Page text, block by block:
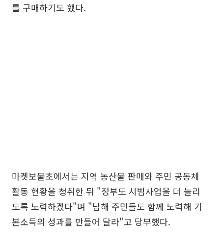
를 구매하기도 했다.
마켓보물초에서는 지역 농산물 판매와 주민 공동체
활동 현황을 청취한 뒤 "정부도 시범사업을 더 늘리
도록 노력하겠다"며 "남해 주민들도 함께 노력해 기
본소득의 성과를 만들어 달라"고 당부했다.